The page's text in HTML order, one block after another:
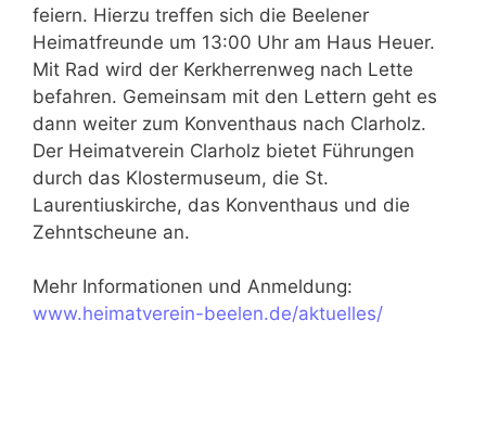
feiern. Hierzu treffen sich die Beelener
Heimatfreunde um 13:00 Uhr am Haus Heuer.
Mit Rad wird der Kerkherrenweg nach Lette
befahren. Gemeinsam mit den Lettern geht es
dann weiter zum Konventhaus nach Clarholz.
Der Heimatverein Clarholz bietet Führungen
durch das Klostermuseum, die St.
Laurentiuskirche, das Konventhaus und die
Zehntscheune an.
Mehr Informationen und Anmeldung:
www.heimatverein-beelen.de/aktuelles/